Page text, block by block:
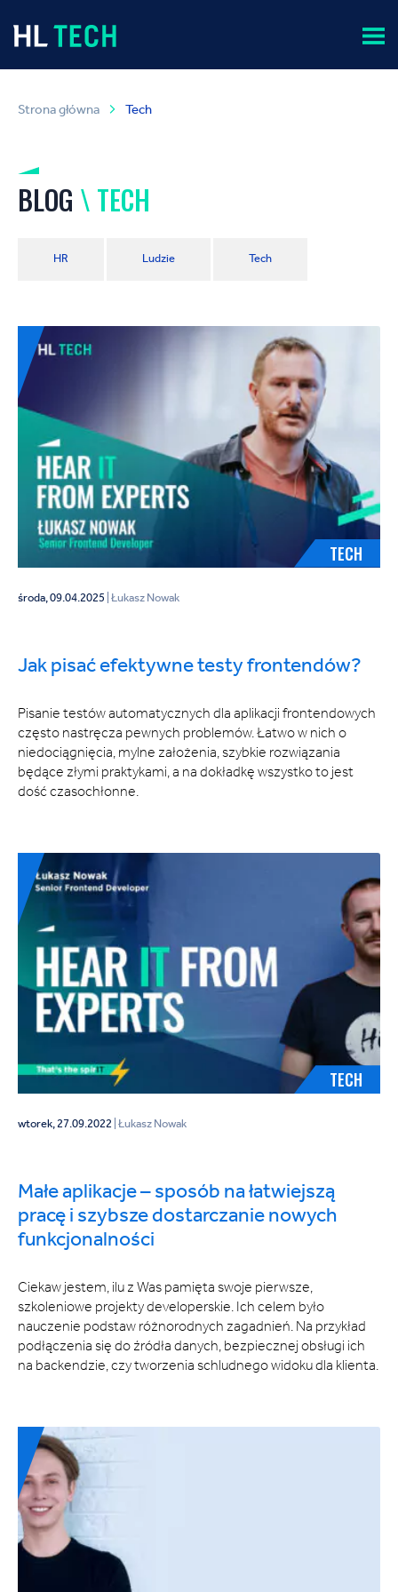
Strona główna Tech
BLOG \ TECH
HR Ludzie Tech
TECH
środa, 09.04.2025 | Łukasz Nowak
Jak pisać efektywne testy frontendów?
Pisanie testów automatycznych dla aplikacji frontendowych
często nastręcza pewnych problemów. Łatwo w nich o
niedociągnięcia, mylne założenia, szybkie rozwiązania
będące złymi praktykami, a na dokładkę wszystko to jest
dość czasochłonne.
TECH
wtorek, 27.09.2022 | Łukasz Nowak
Małe aplikacje – sposób na łatwiejszą
pracę i szybsze dostarczanie nowych
funkcjonalności
Ciekaw jestem, ilu z Was pamięta swoje pierwsze,
szkoleniowe projekty developerskie. Ich celem było
nauczenie podstaw różnorodnych zagadnień. Na przykład
podłączenia się do źródła danych, bezpiecznej obsługi ich
na backendzie, czy tworzenia schludnego widoku dla klienta.